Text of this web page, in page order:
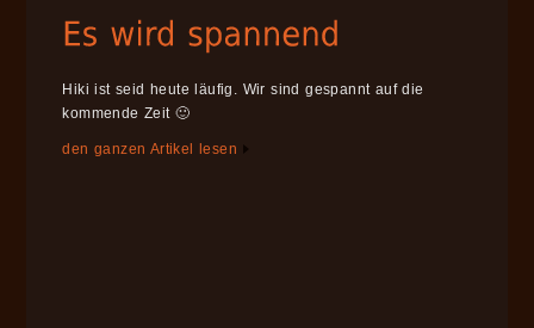
Hiki ist seid heute läufig. Wir sind gespannt auf die
kommende Zeit 🙂
den ganzen Artikel lesen